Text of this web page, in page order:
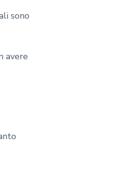
sono
avere